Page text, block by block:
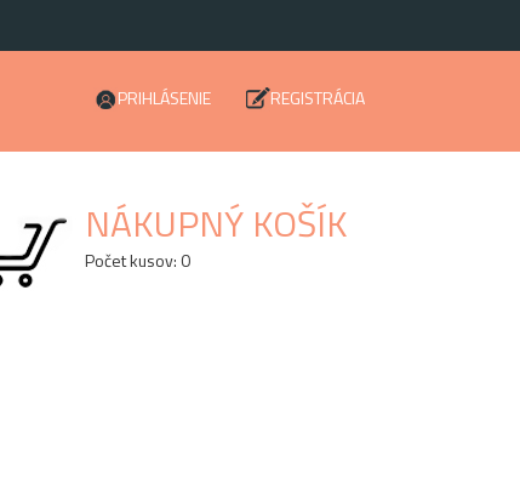
PRIHLÁSENIE REGISTRÁCIA
NÁKUPNÝ KOŠÍK
Počet kusov: 0